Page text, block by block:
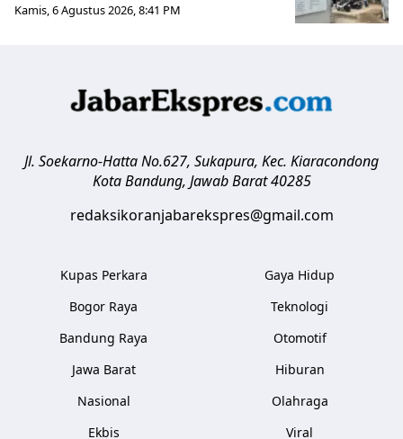
Kamis, 6 Agustus 2026, 8:41 PM
Jl. Soekarno-Hatta No.627, Sukapura, Kec. Kiaracondong
Kota Bandung, Jawab Barat 40285
redaksikoranjabarekspres@gmail.com
Kupas Perkara
Bogor Raya
Bandung Raya
Jawa Barat
Nasional
Ekbis
Gaya Hidup
Teknologi
Otomotif
Hiburan
Olahraga
Viral